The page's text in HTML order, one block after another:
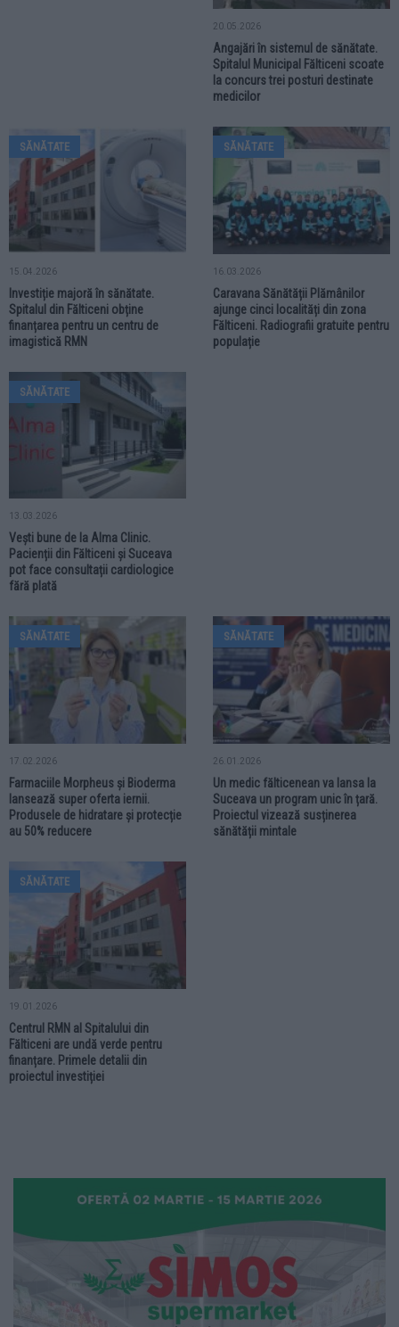
20.05.2026
Angajări în sistemul de sănătate.
Spitalul Municipal Fălticeni scoate
la concurs trei posturi destinate
medicilor
SĂNĂTATE
15.04.2026
Investiție majoră în sănătate.
Spitalul din Fălticeni obține
finanțarea pentru un centru de
imagistică RMN
SĂNĂTATE
16.03.2026
Caravana Sănătății Plămânilor
ajunge cinci localități din zona
Fălticeni. Radiografii gratuite pentru
populație
SĂNĂTATE
13.03.2026
Vești bune de la Alma Clinic.
Pacienții din Fălticeni și Suceava
pot face consultații cardiologice
fără plată
SĂNĂTATE
17.02.2026
Farmaciile Morpheus și Bioderma
lansează super oferta iernii.
Produsele de hidratare și protecție
au 50% reducere
SĂNĂTATE
26.01.2026
Un medic fălticenean va lansa la
Suceava un program unic în țară.
Proiectul vizează susținerea
sănătății mintale
SĂNĂTATE
19.01.2026
Centrul RMN al Spitalului din
Fălticeni are undă verde pentru
finanțare. Primele detalii din
proiectul investiției